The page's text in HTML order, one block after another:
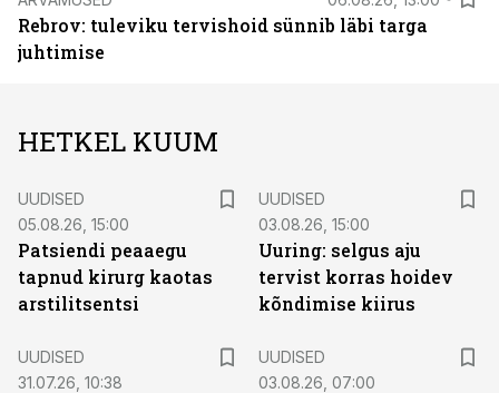
Rebrov: tuleviku tervishoid sünnib läbi targa
juhtimise
HETKEL KUUM
UUDISED
05.08.26, 15:00
Patsiendi peaaegu
tapnud kirurg kaotas
arstilitsentsi
UUDISED
03.08.26, 15:00
Uuring: selgus aju
tervist korras hoidev
kõndimise kiirus
UUDISED
31.07.26, 10:38
UUDISED
03.08.26, 07:00